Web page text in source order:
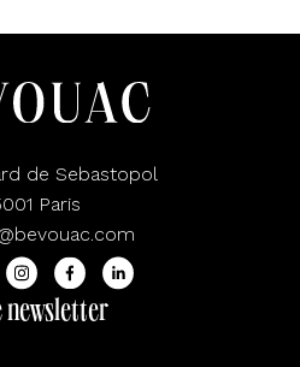
de Sebastopol
Paris
newsletter